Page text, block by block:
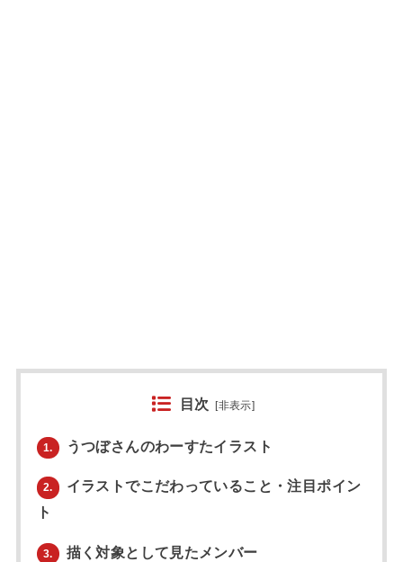
目次 [非表示]
1. うつぼさんのわーすたイラスト
2.
イラストでこだわっていること・注目ポイン
ト
3. 描く対象として見たメンバー